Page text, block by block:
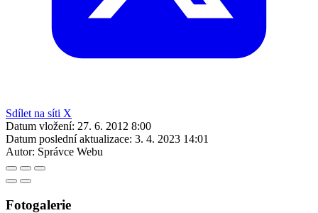
Sdílet na síti X
Datum vložení: 27. 6. 2012 8:00
Datum poslední aktualizace: 3. 4. 2023 14:01
Autor: Správce Webu
Fotogalerie